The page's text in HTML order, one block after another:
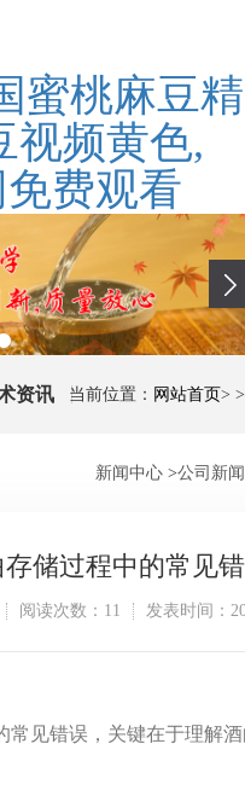
蜜桃麻豆精
视频黄色,
费观看
资讯 当前位置： 网站首页> >
新闻中心 >公司新闻
储过程中的常见
阅读次数： 11 发表时间：
常见错误，关键在于理解